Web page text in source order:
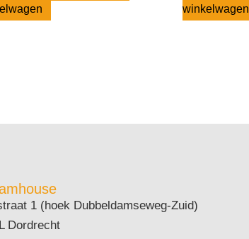
winkelwagen
1 (hoek Dubbeldamseweg-Zuid)
Dordrecht